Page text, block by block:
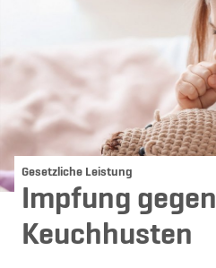
Gesetzliche Leistung
Impfung gegen
Keuchhusten